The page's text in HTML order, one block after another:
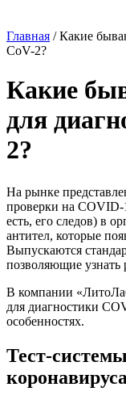
Главная /Какие
CoV-2?
Какие
для
2?
На рынке
проверки на
есть, его следов) в
антител, которые
Выпускаются
позволяющие узнать
В компании
для диагностики
особенностях.
Тест-